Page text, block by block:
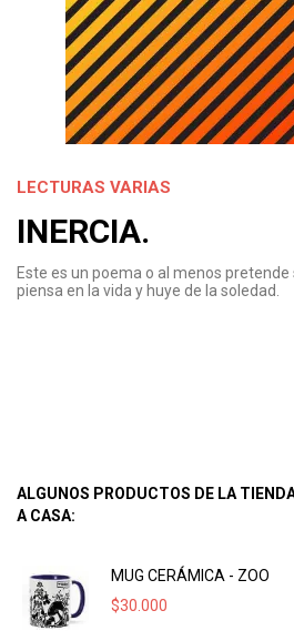
LECTURAS VARIAS
INERCIA.
Este es un poema o al menos pretende
piensa en la vida y huye de la soledad.
ALGUNOS PRODUCTOS DE LA
A CASA:
MUG CERÁMICA - ZOO
$30.000